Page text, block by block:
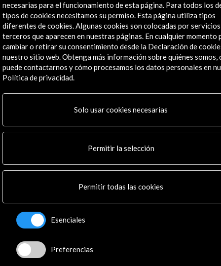
Explora
Institucional
Actividades
Programa PICE
Residencias
Noticias
Multimedia
Cultura en Red
Boletín digital
Logo y crédito a AC/E
Conecta
Instagram
LinkedIn
Facebook
Youtube
Spotify
necesarias para el funcionamiento de esta página. Para todos los
tipos de cookies necesitamos su permiso. Esta página utiliza tipos
diferentes de cookies. Algunas cookies son colocadas por
terceros que aparecen en nuestras páginas. En cualquier momento
cambiar o retirar su consentimiento desde la Declaración de
nuestro sitio web. Obtenga más información sobre quiénes somos,
puede contactarnos y cómo procesamos los datos personales en
Política de privacidad.
Solo usar cookies necesarias
Permitir la selección
Permitir todas las cookies
Esenciales
Preferencias